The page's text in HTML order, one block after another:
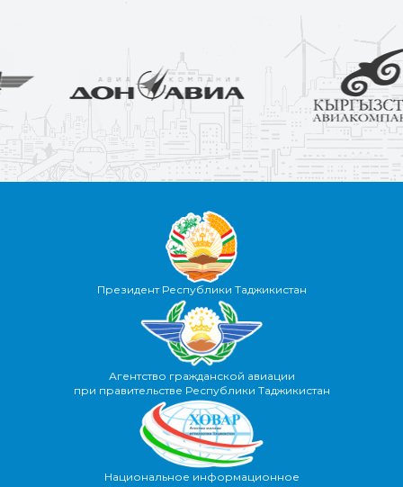
Президент Республики Таджикистан
Агентство гражданской авиации
при правительстве Республики Таджикистан
Национальное информационное